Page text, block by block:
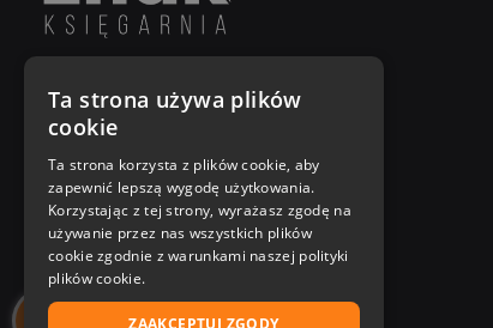
Poniedziałek - Piątek
8:00 - 18:00
[email protected]
Bądź z nami na bieżąco
Ta strona używa plików
cookie
Ta strona korzysta z plików cookie, aby
zapewnić lepszą wygodę użytkowania.
Korzystając z tej strony, wyrażasz zgodę na
używanie przez nas wszystkich plików
cookie zgodnie z warunkami naszej polityki
plików cookie.
ZAAKCEPTUJ ZGODY